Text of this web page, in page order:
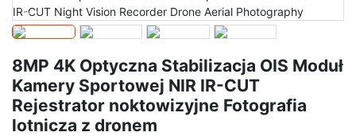
8MP 4K Optyczna Stabilizacja OIS Moduł
Kamery Sportowej NIR IR-CUT
Rejestrator noktowizyjne Fotografia
lotnicza z dronem